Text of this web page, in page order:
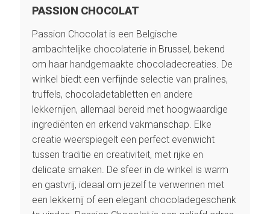
PASSION CHOCOLAT
Passion Chocolat is een Belgische
ambachtelijke chocolaterie in Brussel, bekend
om haar handgemaakte chocoladecreaties. De
winkel biedt een verfijnde selectie van pralines,
truffels, chocoladetabletten en andere
lekkernijen, allemaal bereid met hoogwaardige
ingrediënten en erkend vakmanschap. Elke
creatie weerspiegelt een perfect evenwicht
tussen traditie en creativiteit, met rijke en
delicate smaken. De sfeer in de winkel is warm
en gastvrij, ideaal om jezelf te verwennen met
een lekkernij of een elegant chocoladegeschenk